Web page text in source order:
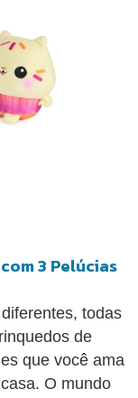
3 Pelúcias
todas
de
que você ama
O mundo